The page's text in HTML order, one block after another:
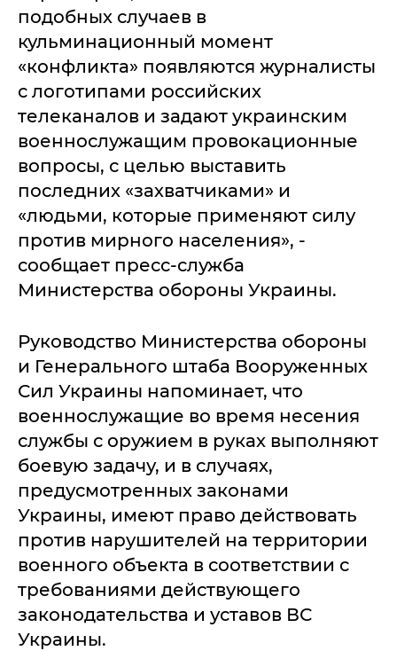
подобных случаев в
кульминационный момент
«конфликта» появляются журналисты
с логотипами российских
телеканалов и задают украинским
военнослужащим провокационные
вопросы, с целью выставить
последних «захватчиками» и
«людьми, которые применяют силу
против мирного населения», -
сообщает пресс-служба
Министерства обороны Украины.
Руководство Министерства обороны
и Генерального штаба Вооруженных
Сил Украины напоминает, что
военнослужащие во время несения
службы с оружием в руках выполняют
боевую задачу, и в случаях,
предусмотренных законами
Украины, имеют право действовать
против нарушителей на территории
военного объекта в соответствии с
требованиями действующего
законодательства и уставов ВС
Украины.